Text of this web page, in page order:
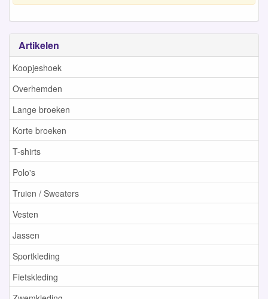
Artikelen
Koopjeshoek
Overhemden
Lange broeken
Korte broeken
T-shirts
Polo's
Truien / Sweaters
Vesten
Jassen
Sportkleding
Fietskleding